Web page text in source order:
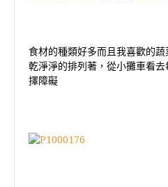
食材的種類好多而且我喜歡的
乾淨淨的排列著，從小攤車看
擇障礙